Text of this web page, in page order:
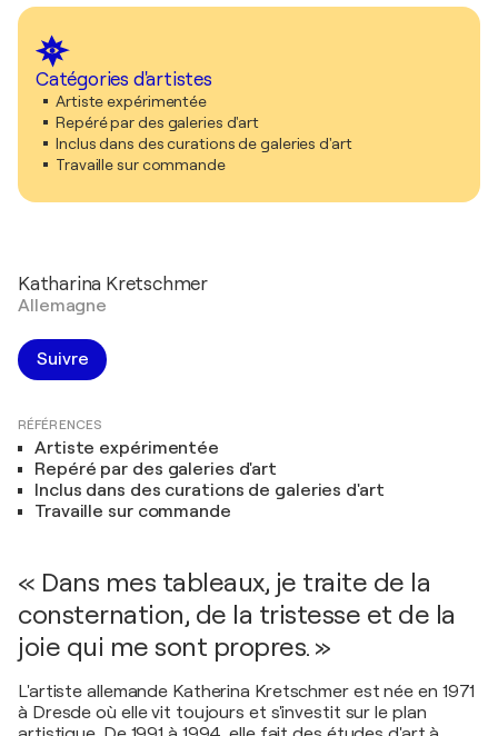
Catégories d'artistes
Artiste expérimentée
Repéré par des galeries d'art
Inclus dans des curations de galeries d'art
Travaille sur commande
Katharina Kretschmer
Allemagne
Suivre
RÉFÉRENCES
Artiste expérimentée
Repéré par des galeries d'art
Inclus dans des curations de galeries d'art
Travaille sur commande
« Dans mes tableaux, je traite de la
consternation, de la tristesse et de la
joie qui me sont propres. »
L'artiste allemande Katherina Kretschmer est née en 1971
à Dresde où elle vit toujours et s'investit sur le plan